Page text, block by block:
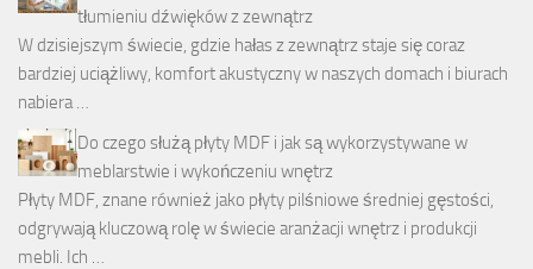
tłumieniu dźwięków z zewnątrz
W dzisiejszym świecie, gdzie hałas z zewnątrz staje się coraz
bardziej uciążliwy, komfort akustyczny w naszych domach i biurach
nabiera …
Do czego służą płyty MDF i jak są wykorzystywane w
meblarstwie i wykończeniu wnętrz
Płyty MDF, znane również jako płyty pilśniowe średniej gęstości,
odgrywają kluczową rolę w świecie aranżacji wnętrz i produkcji
mebli. Ich …